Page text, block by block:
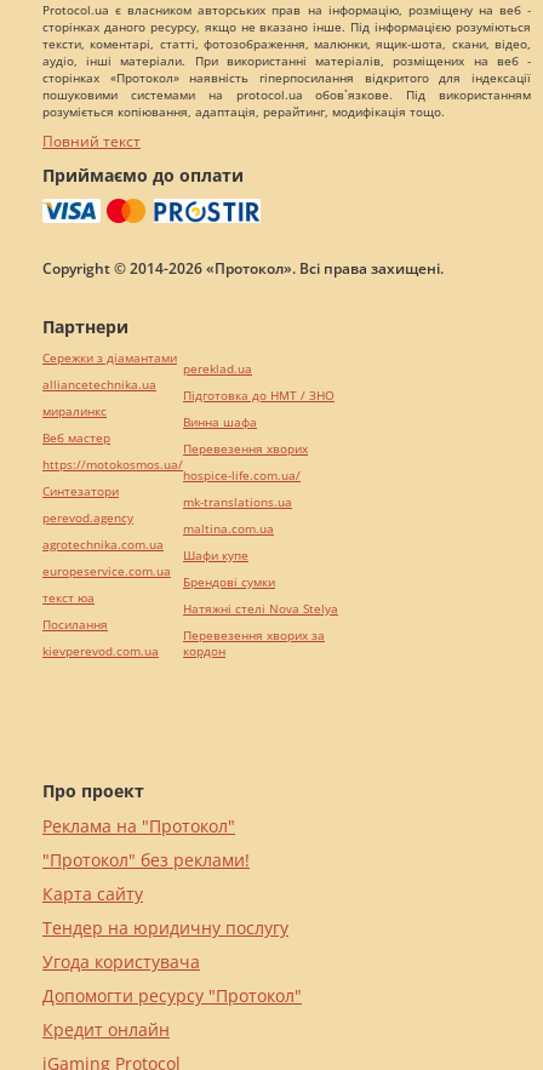
Protocol.ua є власником авторських прав на інформацію, розміщену на веб -
сторінках даного ресурсу, якщо не вказано інше. Під інформацією розуміються
тексти, коментарі, статті, фотозображення, малюнки, ящик-шота, скани, відео,
аудіо, інші матеріали. При використанні матеріалів, розміщених на веб -
сторінках «Протокол» наявність гіперпосилання відкритого для індексації
пошуковими системами на protocol.ua обов`язкове. Під використанням
розуміється копіювання, адаптація, рерайтинг, модифікація тощо.
Повний текст
Приймаємо до оплати
Copyright © 2014-2026 «Протокол». Всі права захищені.
Про проект
Реклама на "Протокол"
"Протокол" без реклами!
Карта сайту
Тендер на юридичну послугу
Угода користувача
Допомогти ресурсу "Протокол"
Кредит онлайн
iGaming Protocol
Партнери
Сережки з діамантами
alliancetechnika.ua
миралинкс
Веб мастер
https://motokosmos.ua/
Синтезатори
perevod.agency
agrotechnika.com.ua
europeservice.com.ua
текст юа
Посилання
kievperevod.com.ua
pereklad.ua
Підготовка до НМТ / ЗНО
Винна шафа
Перевезення хворих
hospice-life.com.ua/
mk-translations.ua
maltina.com.ua
Шафи купе
Брендові сумки
Натяжні стелі Nova Stelya
Перевезення хворих за
кордон